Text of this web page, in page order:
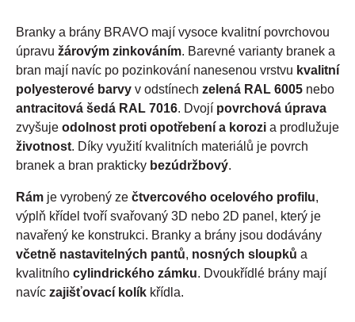
Branky a brány BRAVO mají vysoce kvalitní povrchovou
úpravu žárovým zinkováním. Barevné varianty branek a
bran mají navíc po pozinkování nanesenou vrstvu kvalitní
polyesterové barvy v odstínech zelená RAL 6005 nebo
antracitová šedá RAL 7016. Dvojí povrchová úprava
zvyšuje odolnost proti opotřebení a korozi a prodlužuje
životnost. Díky využití kvalitních materiálů je povrch
branek a bran prakticky bezúdržbový.
Rám je vyrobený ze čtvercového ocelového profilu,
výplň křídel tvoří svařovaný 3D nebo 2D panel, který je
navařený ke konstrukci. Branky a brány jsou dodávány
včetně nastavitelných pantů, nosných sloupků a
kvalitního cylindrického zámku. Dvoukřídlé brány mají
navíc zajišťovací kolík křídla.